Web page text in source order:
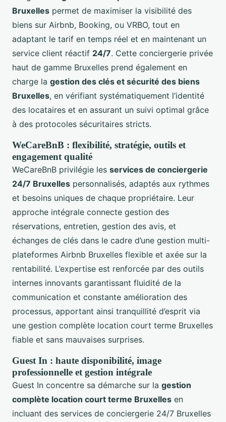
Bruxelles permet de maximiser la visibilité des
biens sur Airbnb, Booking, ou VRBO, tout en
adaptant le tarif en temps réel et en maintenant un
service client réactif 24/7. Cette conciergerie privée
haut de gamme Bruxelles prend également en
charge la gestion des clés et sécurité des biens
Bruxelles, en vérifiant systématiquement l’identité
des locataires et en assurant un suivi optimal grâce
à des protocoles sécuritaires stricts.
WeCareBnB : flexibilité, stratégie, outils et
engagement qualité
WeCareBnB privilégie les services de conciergerie
24/7 Bruxelles personnalisés, adaptés aux rythmes
et besoins uniques de chaque propriétaire. Leur
approche intégrale connecte gestion des
réservations, entretien, gestion des avis, et
échanges de clés dans le cadre d’une gestion multi-
plateformes Airbnb Bruxelles flexible et axée sur la
rentabilité. L’expertise est renforcée par des outils
internes innovants garantissant fluidité de la
communication et constante amélioration des
processus, apportant ainsi tranquillité d’esprit via
une gestion complète location court terme Bruxelles
fiable et sans mauvaises surprises.
Guest In : haute disponibilité, image
professionnelle et gestion intégrale
Guest In concentre sa démarche sur la gestion
complète location court terme Bruxelles en
incluant des services de conciergerie 24/7 Bruxelles